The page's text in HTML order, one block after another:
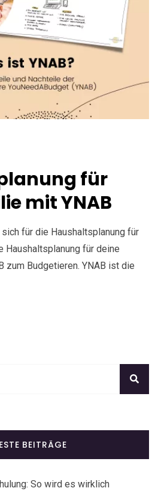
für
mit YNAB
für die Haushaltsplanung für
Haushaltsplanung für deine
zum Budgetieren. YNAB ist die
BEITRÄGE
So wird es wirklich